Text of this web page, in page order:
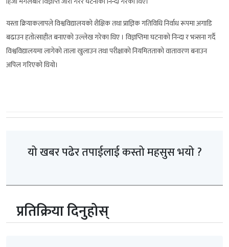
यस्ता क्रियाकलापले विश्वविद्यालयको शैक्षिक तथा प्राज्ञिक गतिविधि निर्वाध रूपमा अगाडि
बढाउन हतोत्साहीत बनाएको उल्लेख गरेका थिए । विज्ञप्तिमा घटनाको निन्दा र भत्र्सना गर्दै
विश्वविद्यालयमा लागेको ताला खुलाउन तथा परीक्षाको नियमितताको वातावरण बनाउन
अपिल गरिएको थियो।
यो खबर पढेर तपाईलाई कस्तो महसुस भयो ?
प्रतिक्रिया दिनुहोस्